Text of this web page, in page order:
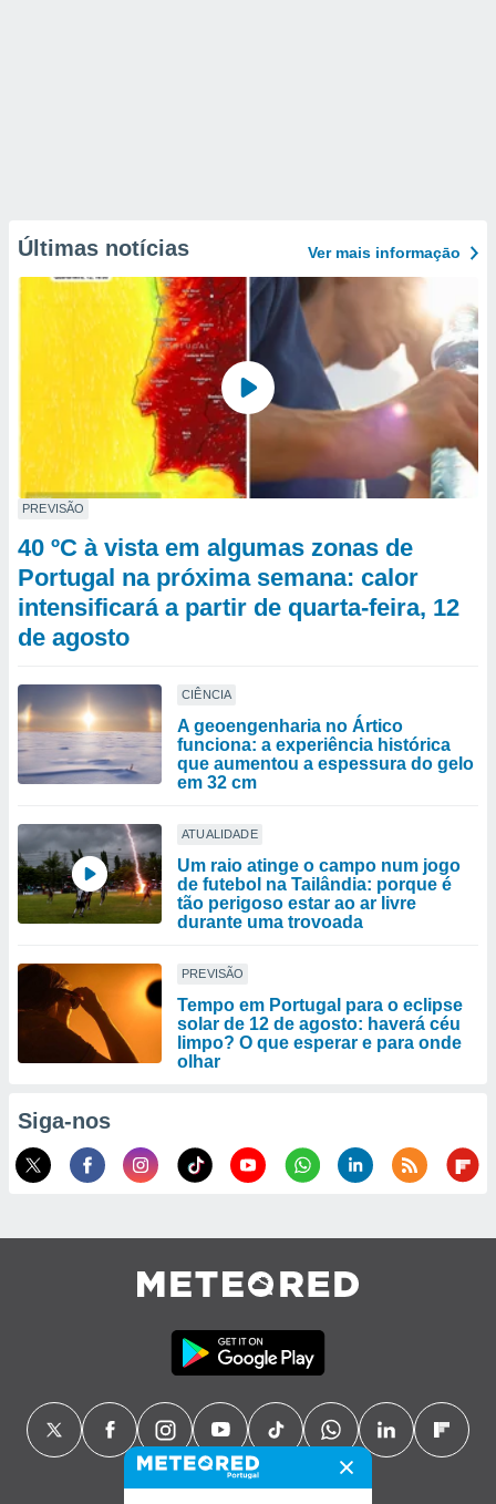
Últimas notícias Ver mais informaçāo
PREVISÃO
40 ºC à vista em algumas zonas de
Portugal na próxima semana: calor
intensificará a partir de quarta-feira, 12
de agosto
CIÊNCIA
A geoengenharia no Ártico
funciona: a experiência histórica
que aumentou a espessura do gelo
em 32 cm
ATUALIDADE
Um raio atinge o campo num jogo
de futebol na Tailândia: porque é
tão perigoso estar ao ar livre
durante uma trovoada
PREVISÃO
Tempo em Portugal para o eclipse
solar de 12 de agosto: haverá céu
limpo? O que esperar e para onde
olhar
Siga-nos